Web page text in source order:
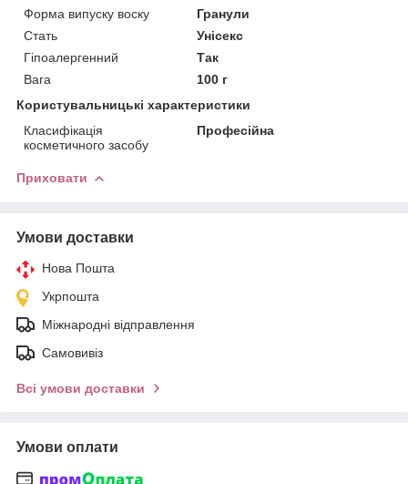
Форма випуску воску
Гранули
Стать
Унісекс
Гіпоалергенний
Так
Вага
100 г
Користувальницькі характеристики
Класифікація
косметичного засобу
Професійна
Приховати
Умови доставки
Нова Пошта
Укрпошта
Міжнародні відправлення
Самовивіз
Всі умови доставки
Умови оплати